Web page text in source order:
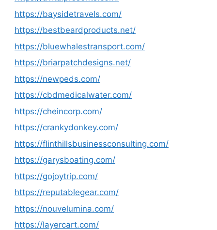
https://baysidetravels.com/
https://bestbeardproducts.net/
https://bluewhalestransport.com/
https://briarpatchdesigns.net/
https://newpeds.com/
https://cbdmedicalwater.com/
https://cheincorp.com/
https://crankydonkey.com/
https://flinthillsbusinessconsulting.com/
https://garysboating.com/
https://gojoytrip.com/
https://reputablegear.com/
https://nouvelumina.com/
https://layercart.com/